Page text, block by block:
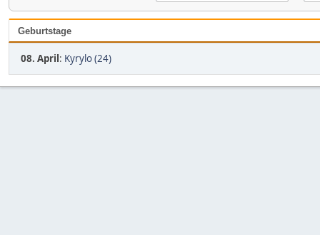
Geburtstage
08. April: Kyrylo (24)